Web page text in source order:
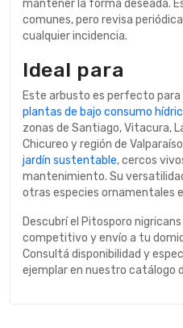
mantener la forma deseada.
comunes, pero revisa
cualquier incidencia.
Ideal para
Este arbusto es perfecto
plantas de bajo consumo
zonas de Santiago, Vitacura,
Chicureo y región de
jardín sustentable, cercos
mantenimiento. Su
otras especies ornamentales
Descubrí el Pitosporo
competitivo y envío a tu
Consultá disponibilidad y
ejemplar en nuestro catálogo